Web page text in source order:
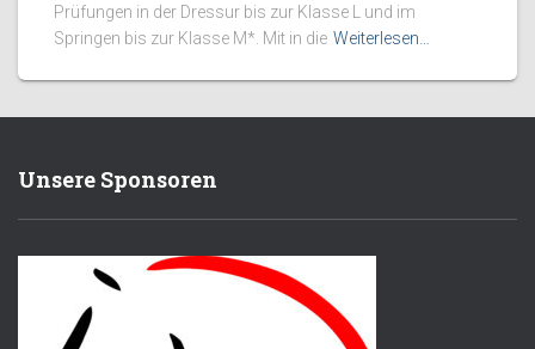
Prüfungen in der Dressur bis zur Klasse L und im
Springen bis zur Klasse M*. Mit in die Weiterlesen…
Unsere Sponsoren